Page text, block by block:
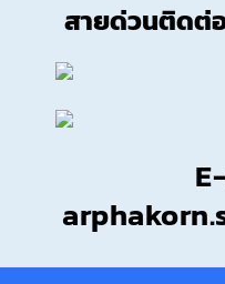
สายด่วนติดต่